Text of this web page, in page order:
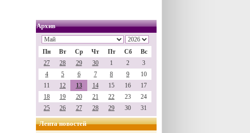
Архив
Пн Вт Ср Чт Пт Сб
Вс
27
28 29 30 1 2
3
4
5 6 7 8 9
10
11
12 13 14 15 16
17
18
19 20 21 22 23
24
25
26 27 28 29 30 31
Лента новостей